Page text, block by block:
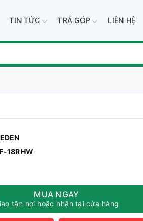
TIN TỨC TRẢ GÓP LIÊN HỆ
18RHW
MUA NGAY
tận nơi hoặc nhận tại cửa hàng